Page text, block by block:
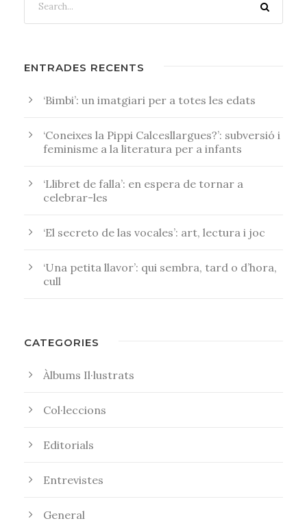
ENTRADES RECENTS
‘Bimbi’: un imatgiari per a totes les edats
‘Coneixes la Pippi Calcesllargues?’: subversió i
feminisme a la literatura per a infants
‘Llibret de falla’: en espera de tornar a
celebrar-les
‘El secreto de las vocales’: art, lectura i joc
‘Una petita llavor’: qui sembra, tard o d’hora,
cull
CATEGORIES
Àlbums Il·lustrats
Col·leccions
Editorials
Entrevistes
General